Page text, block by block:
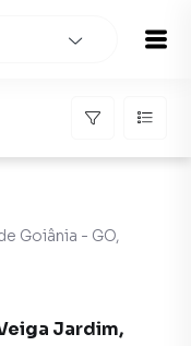
Goiânia - GO,
Jardim,